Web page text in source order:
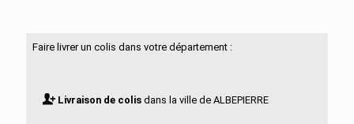
Faire livrer un colis dans votre département :
Livraison de colisdans la ville de ALBEPIERRE